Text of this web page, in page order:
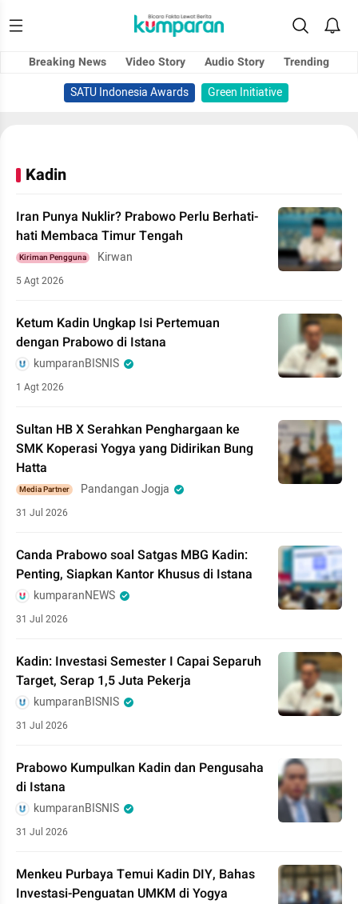
Breaking News Video Story Audio Story
Trending
SATU Indonesia Awards
Green Initiative
Kadin
Iran Punya Nuklir? Prabowo Perlu Berhati-
hati Membaca Timur Tengah
Kiriman Pengguna Kirwan
5 Agt 2026
Ketum Kadin Ungkap Isi Pertemuan
dengan Prabowo di Istana
kumparanBISNIS
1 Agt 2026
Sultan HB X Serahkan Penghargaan ke
SMK Koperasi Yogya yang Didirikan Bung
Hatta
Media Partner Pandangan Jogja
31 Jul 2026
Canda Prabowo soal Satgas MBG Kadin:
Penting, Siapkan Kantor Khusus di Istana
kumparanNEWS
31 Jul 2026
Kadin: Investasi Semester I Capai Separuh
Target, Serap 1,5 Juta Pekerja
kumparanBISNIS
31 Jul 2026
Prabowo Kumpulkan Kadin dan Pengusaha
di Istana
kumparanBISNIS
31 Jul 2026
Menkeu Purbaya Temui Kadin DIY, Bahas
Investasi-Penguatan UMKM di Yogya